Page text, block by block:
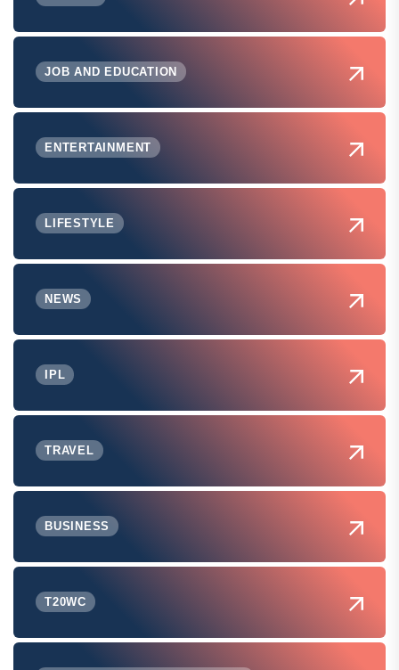
JOB AND EDUCATION
ENTERTAINMENT
LIFESTYLE
NEWS
IPL
TRAVEL
BUSINESS
T20WC